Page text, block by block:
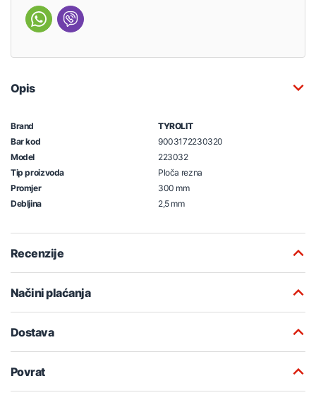
Opis
Brand
TYROLIT
Bar kod
9003172230320
Model
223032
Tip proizvoda
Ploča rezna
Promjer
300 mm
Debljina
2,5 mm
Recenzije
Načini plaćanja
Dostava
Povrat